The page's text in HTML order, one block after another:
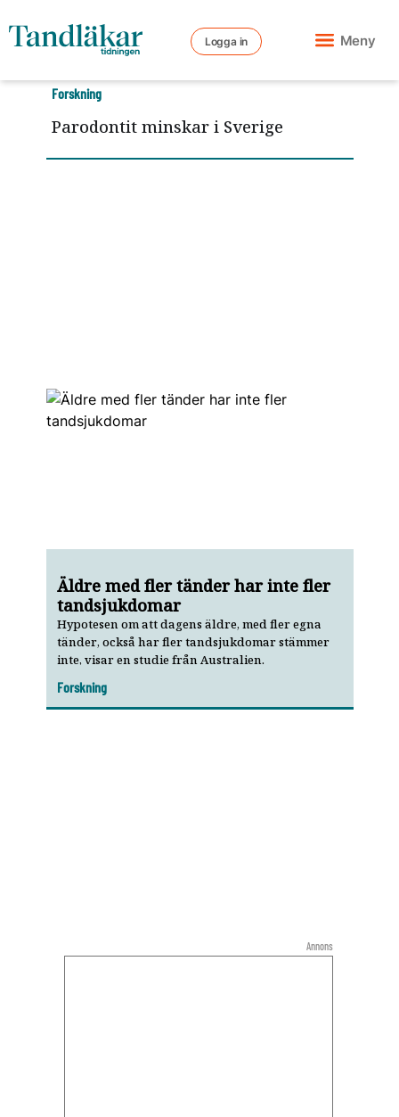
Logga in Meny
Äldre med fler tänder har inte fler
tandsjukdomar
Hypotesen om att dagens äldre, med fler egna
tänder, också har fler tandsjukdomar stämmer
inte, visar en studie från Australien.
Forskning
Parodontit minskar i Sverige
Forskning
Annons